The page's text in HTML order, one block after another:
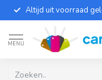
Altijd uit voorraad
MENU